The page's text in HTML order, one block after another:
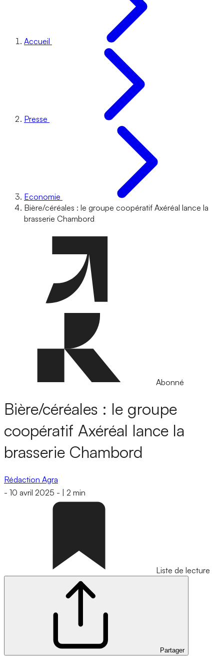
Accueil
Presse
Economie
Bière/céréales : le groupe coopératif Axéréal lance la
brasserie Chambord
Abonné
Bière/céréales : le groupe
coopératif Axéréal lance la
brasserie Chambord
Rédaction Agra
- 10 avril 2025 - 2 min
Liste de lecture
Partager